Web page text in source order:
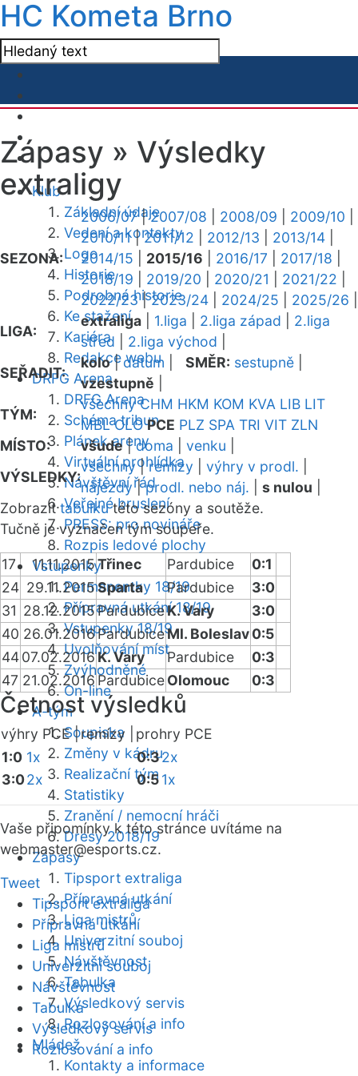
HC Kometa Brno
Klub
Základní údaje
Vedení a kontakty
Logo
Historie
Podrobná historie
Ke stažení
Kariéra
Redakce webu
DRFG Arena
DRFG Arena
Schéma tribun
Plánek areny
Virtuální prohlídka
Návštěvní řád
Veřejné bruslení
PRESS: pro novináře
Rozpis ledové plochy
Vstupenky
Permanentky 18/19
Přípravná utkání 18/19
Vstupenky 18/19
Uvolňování míst
Zvýhodněné
On-line
A-tým
Soupiska
Změny v kádru
Realizační tým
Statistiky
Zranění / nemocní hráči
Dresy 2018/19
Zápasy
Tipsport extraliga
Přípravná utkání
Liga mistrů
Univerzitní souboj
Návštěvnost
Tabulka
Výsledkový servis
Rozlosování a info
Mládež
Kontakty a informace
Zápasy » Výsledky
extraligy
SEZONA:
2006/07|2007/08 2008/09 2009/10
2010/11|2011/12 2012/13 2013/14
2014/15
2015/16 2016/17 2017/18
2018/19
2019/20 2020/21 2021/22
2022/23|2023/24 2024/25 2025/26
LIGA:
extraliga 1.liga 2.liga západ
2.liga
střed
2.liga východ
SEŘADIT:
kolo|datum SMĚR: sestupně
vzestupně
TÝM:
všechny CHM HKM KOM KVA LIB LIT
MBL OLO PCE PLZ SPA TRI VIT ZLN
MÍSTO:
všude|doma venku
VÝSLEDKY:
všechny|remízy výhry v prodl.
nájezdy|prodl. nebo náj. s nulou
Zobrazittabulkutéto sezóny a soutěže.
Tučně je vyznačen tým soupeře.
17 11.11.2015Třinec Pardubice
0:1
24 29.11.2015Sparta Pardubice
3:0
31 28.12.2015PardubiceK. Vary
3:0
40 26.01.2016PardubiceMl. Boleslav0:5
4407.02.2016 K. Vary Pardubice
0:3
47 21.02.2016PardubiceOlomouc 0:3
Četnost výsledků
výhry PCE |remízy |
prohry PCE
1:0 1x
3:02x
0:32x
0:51x
Vaše připomínky k této stránce uvítáme na
webmaster@esports.cz.
Tweet
Tipsport extraliga
Přípravná utkání
Liga mistrů
Univerzitní souboj
Návštěvnost
Tabulka
Výsledkový servis
Rozlosování a info